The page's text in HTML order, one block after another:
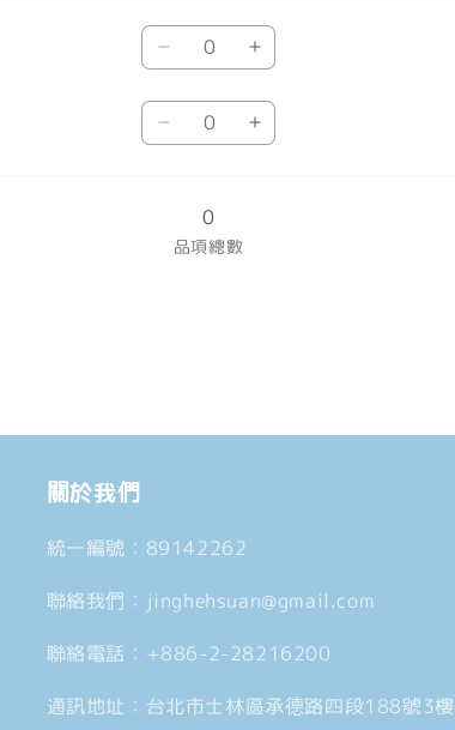
數
量紙
量
紙
量
數
量霧
量
霧
0
品項總數
關於我們
統一編號：89142262
聯絡我們：jinghehsuan@gmail.com
聯絡電話：+886-2-28216200
通訊地址：台北市士林區承德路四段188號3樓